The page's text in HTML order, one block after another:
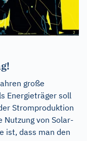
große
Energieträger soll
Stromproduktion
Nutzung von Solar-
ist, dass man den